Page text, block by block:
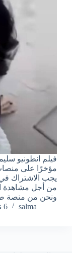
فيلم انطونيو
مؤخرًا على
ونحن من منصة
salma
6 نوفمبر، 2025